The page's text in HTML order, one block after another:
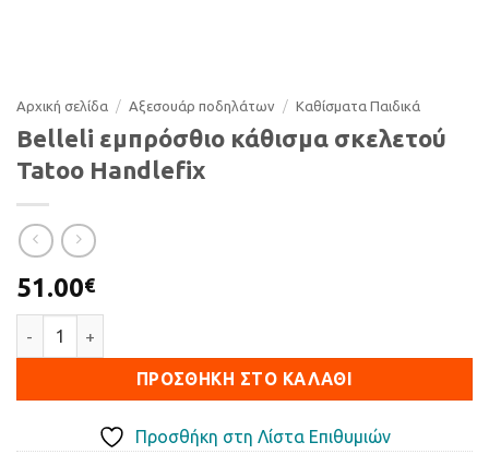
Αρχική σελίδα / Αξεσουάρ ποδηλάτων / Καθίσµατα Παιδικά
Belleli εμπρόσθιο κάθισμα σκελετού
Tatoo Handlefix
51.00€
ΠΡΟΣΘΉΚΗ ΣΤΟ ΚΑΛΆΘΙ
Προσθήκη στη Λίστα Επιθυμιών